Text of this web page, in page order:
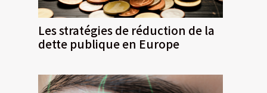
Les stratégies de réduction de la
dette publique en Europe